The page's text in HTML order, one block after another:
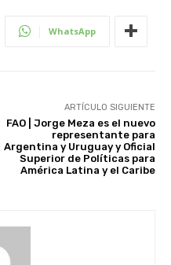
WhatsApp
ARTÍCULO SIGUIENTE
FAO | Jorge Meza es el nuevo
representante para
Argentina y Uruguay y Oficial
Superior de Políticas para
América Latina y el Caribe